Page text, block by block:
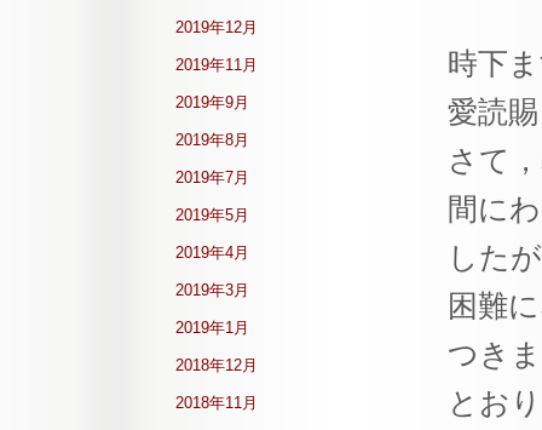
時下
愛読
さて
間に
した
困難
つき
とお
2019年12月
2019年11月
2019年9月
2019年8月
2019年7月
2019年5月
2019年4月
2019年3月
2019年1月
2018年12月
2018年11月